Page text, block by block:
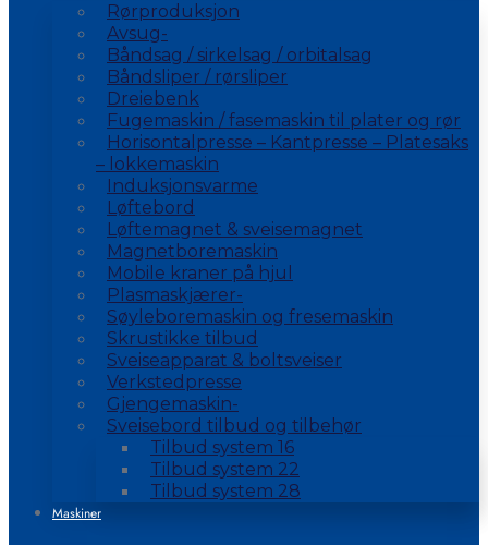
Rørproduksjon
Avsug-
Båndsag / sirkelsag / orbitalsag
Båndsliper / rørsliper
Dreiebenk
Fugemaskin / fasemaskin til plater og rør
Horisontalpresse – Kantpresse – Platesaks
– lokkemaskin
Induksjonsvarme
Løftebord
Løftemagnet & sveisemagnet
Magnetboremaskin
Mobile kraner på hjul
Plasmaskjærer-
Søyleboremaskin og fresemaskin
Skrustikke tilbud
Sveiseapparat & boltsveiser
Verkstedpresse
Gjengemaskin-
Sveisebord tilbud og tilbehør
Tilbud system 16
Tilbud system 22
Tilbud system 28
Maskiner